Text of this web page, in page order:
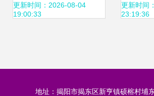
理迎来新增长点
更新时间：2026-08-04
19:00:33
一销
更新时间
23:19:36
地址：揭阳市揭东区新亨镇硕榕村埔